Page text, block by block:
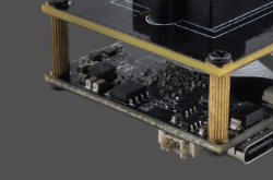
Support